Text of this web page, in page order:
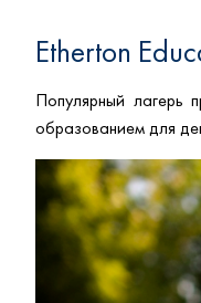
Etherton
Популярный лагерь
образованием для